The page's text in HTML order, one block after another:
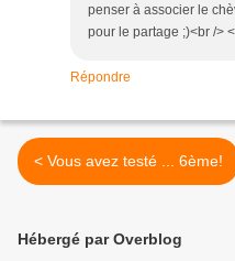
penser à associer le
pour le partage ;)<br />
Répondre
< Vous avez testé ... 6ème!
Hébergé par Overblog